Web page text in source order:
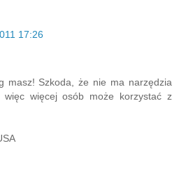
17:26
masz! Szkoda, że ​​nie ma narzędzia
więc więcej osób może korzystać z